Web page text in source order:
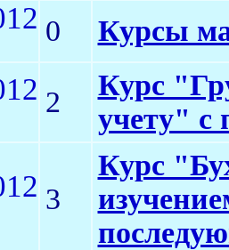
0 Курсы
2
Курс
учету" с
3
Курс